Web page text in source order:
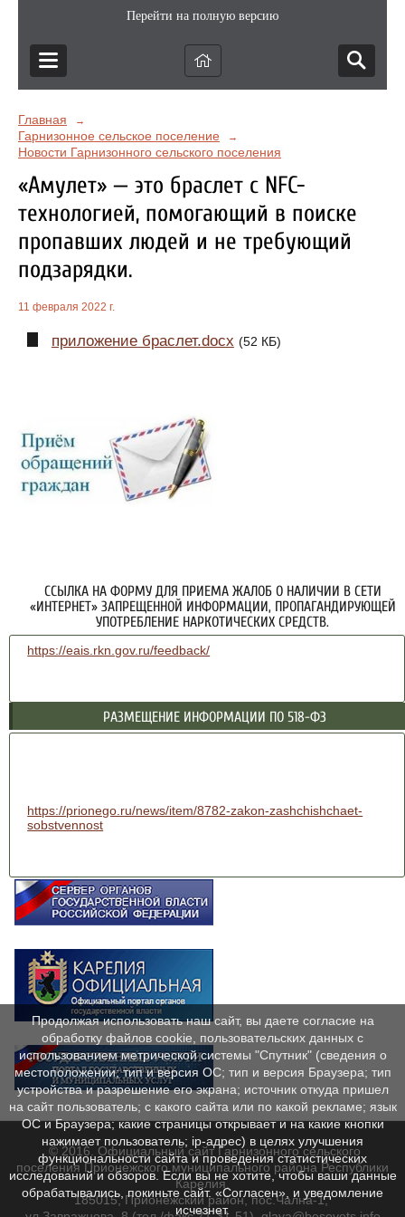
Перейти на полную версию
Главная →
Гарнизонное сельское поселение →
Новости Гарнизонного сельского поселения
«Амулет» — это браслет с NFC-
технологией, помогающий в поиске
пропавших людей и не требующий
подзарядки.
11 февраля 2022 г.
приложение браслет.docx (52 КБ)
ССЫЛКА НА ФОРМУ ДЛЯ ПРИЕМА ЖАЛОБ О НАЛИЧИИ В СЕТИ
«ИНТЕРНЕТ» ЗАПРЕЩЕННОЙ ИНФОРМАЦИИ, ПРОПАГАНДИРУЮЩЕЙ
УПОТРЕБЛЕНИЕ НАРКОТИЧЕСКИХ СРЕДСТВ.
https://eais.rkn.gov.ru/feedback/
РАЗМЕЩЕНИЕ ИНФОРМАЦИИ ПО 518-ФЗ
https://prionego.ru/news/item/8782-zakon-zashchishchaet-
sobstvennost
© 2016. Официальный сайт Гарнизонного сельского
поселения Прионежского муниципального района Республики
Карелия.
185015, Прионежский район, пос.Чална-1,
Продолжая использовать наш сайт, вы даете согласие на
обработку файлов cookie, пользовательских данных с
использованием метрической системы "Спутник" (сведения о
местоположении; тип и версия ОС; тип и версия Браузера; тип
устройства и разрешение его экрана; источник откуда пришел
на сайт пользователь; с какого сайта или по какой рекламе; язык
ОС и Браузера; какие страницы открывает и на какие кнопки
нажимает пользователь; ip-адрес) в целях улучшения
функциональности сайта и проведения статистических
исследований и обзоров. Если вы не хотите, чтобы ваши данные
обрабатывались, покиньте сайт. «Согласен», и уведомление
исчезнет.